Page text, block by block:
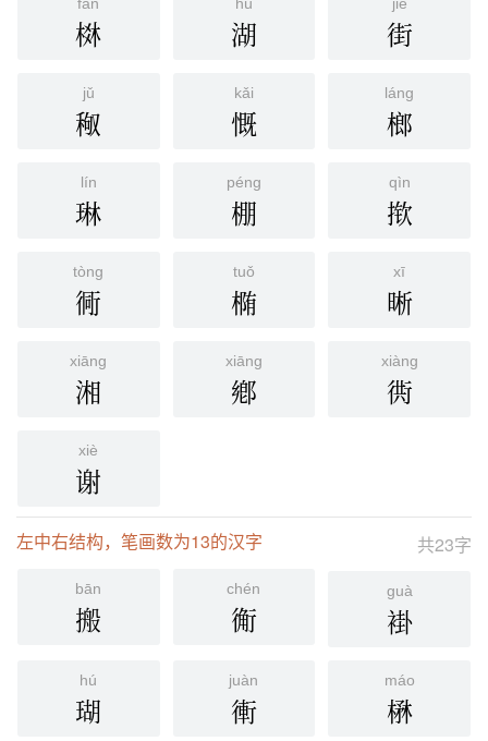
棥 湖 街
jǔ
䅓
kǎi
慨
láng
榔
lín
琳
péng
棚
qìn
揿
tòng
衕
tuǒ
椭
xī
晰
xiāng
湘
xiāng
鄕
xiàng
衖
xiè
谢
共23字
左中右结构，笔画数为13的汉字
bān
搬
chén
䚘
guà
褂
hú
瑚
juàn
䡓
máo
楙